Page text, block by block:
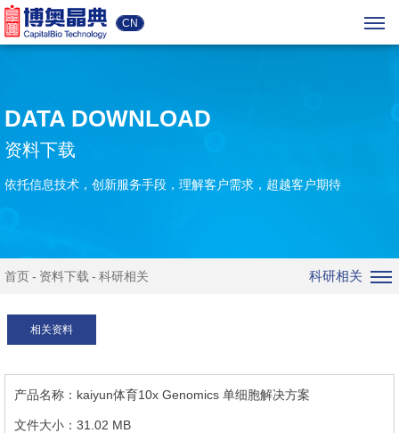
CN
DATA DOWNLOAD
资料下载
依托信息技术，创新服务手段，理解客户需求，超越客户期待
首页 资料下载 科研相关 科研相关
相关资料
kaiyun体育10x Genomics 单细胞解决方案
31.02 MB